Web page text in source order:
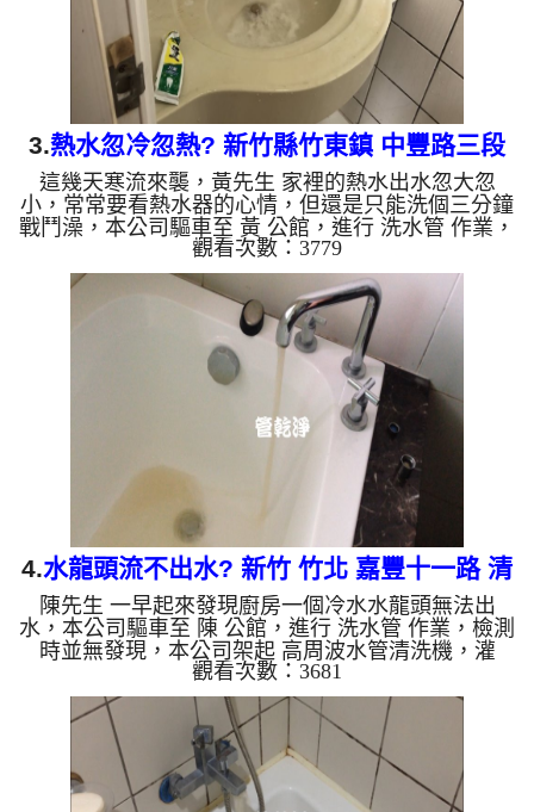
3.熱水忽冷忽熱? 新竹縣竹東鎮 中豐路三段
洗水管
這幾天寒流來襲，黃先生 家裡的熱水出水忽大忽
小，常常要看熱水器的心情，但還是只能洗個三分鐘
戰鬥澡，本公司驅車至 黃 公館，進行 洗水管 作業，
檢測時並無發現，本公司架起 高周波水管清洗機，
灌入 檸檬酸水 至管路裡面，等了約15分，開啟 水管
清洗機 ，啟動 螺旋波 模式，一開始就洗出髒水，還
不時噴出異物及沙子，如下影片，一個多小時後，
熱水量恢復正常，黃先生不用洗三分鐘戰鬥澡了!! 如
是自來水，如水管老化，會產生鐵鏽跟泥沙堆積，洗
出來的水就會是咖啡色，地下水含有氧化錳，管壁上
會結成黑色管垢，...
觀看次數：3779
4.水龍頭流不出水? 新竹 竹北 嘉豐十一路 清
洗水管
陳先生 一早起來發現廚房一個冷水水龍頭無法出
水，本公司驅車至 陳 公館，進行 洗水管 作業，檢測
時並無發現，本公司架起 高周波水管清洗機，灌
入 檸檬酸水 至管路裡面，等了約15分，開啟 水管清
洗機 ，啟動 脈衝波 模式，一開始洗管並無反應，沒
多久就開始噴出黃水，後面開始流出白色泡沫水，如
下圖及影片，主因應該是碳酸鈣堵住彎頭，一個小時
後， 水量恢復正常了!! 如是自來水，如水管老化，會
產生鐵鏽跟泥沙堆積，洗出來的水就會是咖啡色，地
觀看次數：3681